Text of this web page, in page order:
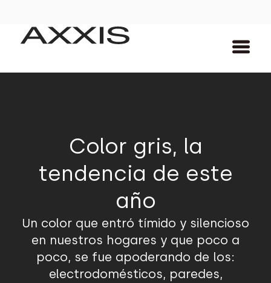
Color gris, la
tendencia de este
año
Un color que entró tímido y silencioso
en nuestros hogares y que poco a
poco, se fue apoderando de los:
electrodomésticos, paredes,